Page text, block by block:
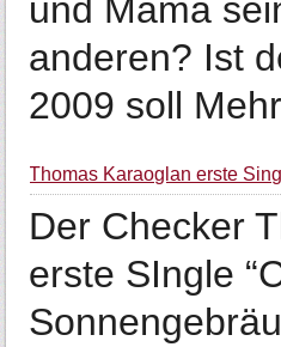
und Mama
anderen? Ist
2009 soll
Thomas Karaoglan erste
Der Checker
erste SIngle